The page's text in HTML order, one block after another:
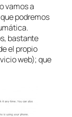
vamos a
podremos
bastante
el propio
web); que